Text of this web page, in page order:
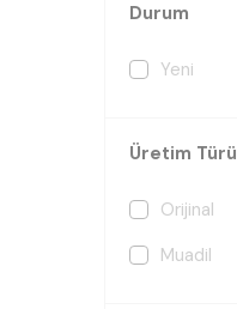
Durum
Yeni
Üretim Türü
Orijinal
Muadil